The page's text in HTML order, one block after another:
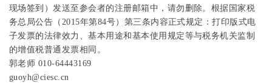
现场签到）发送至参会者的注册邮箱中，请勿删除。根据国家税
务总局公告（ 2015年第84号）第三条内容正式规定：打印版式电
子发票的法律效力、基本用途和基本使用规定等与税务机关监制
的增值税普通发票相同。
郭老师 010-64443169
guoyh@ciesc.cn